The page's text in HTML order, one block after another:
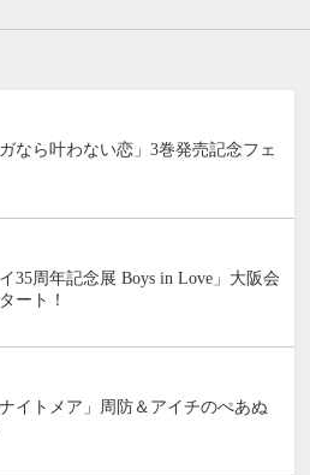
ガなら叶わない恋」3巻発売記念フェ
35周年記念展 Boys in Love」大阪会
ート！
ナイトメア」周防＆アイチのぺあぬ